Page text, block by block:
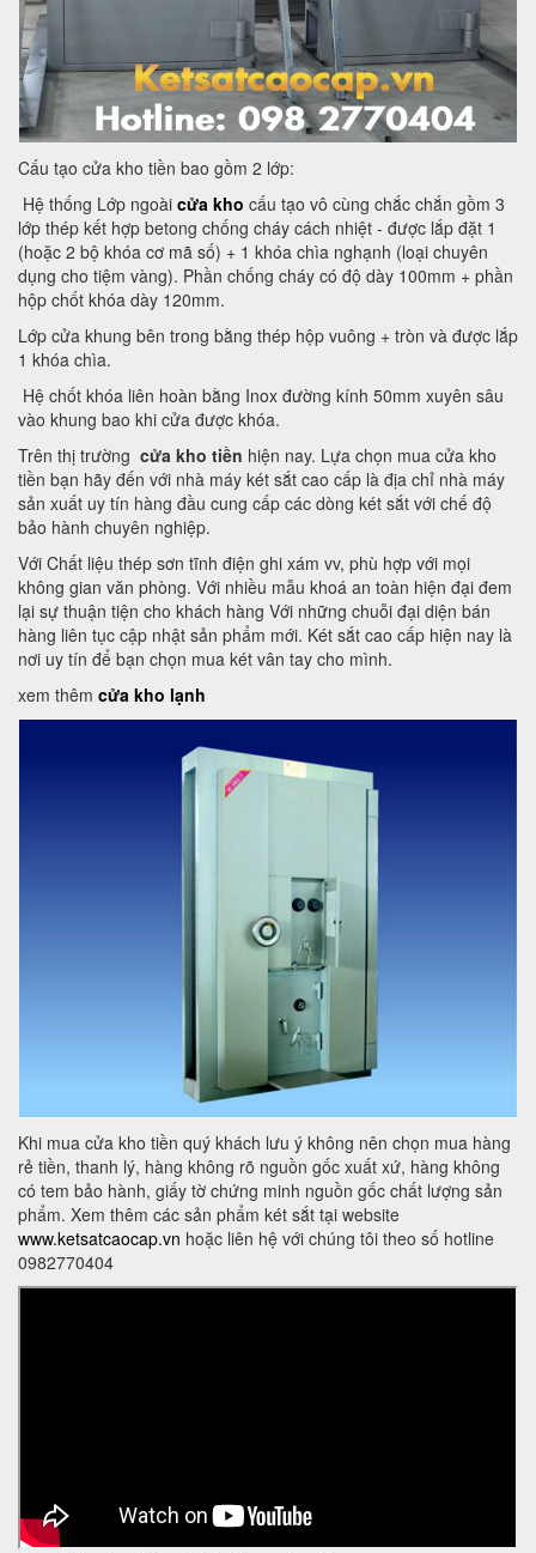
Cấu tạo cửa kho tiền bao gồm 2 lớp:
Hệ thống Lớp ngoài cửa kho cấu tạo vô cùng chắc chắn gồm 3
lớp thép kết hợp betong chống cháy cách nhiệt - được lắp đặt 1
(hoặc 2 bộ khóa cơ mã số) + 1 khóa chìa nghạnh (loại chuyên
dụng cho tiệm vàng). Phần chống cháy có độ dày 100mm + phần
hộp chốt khóa dày 120mm.
Lớp cửa khung bên trong bằng thép hộp vuông + tròn và được lắp
1 khóa chìa.
Hệ chốt khóa liên hoàn bằng Inox đường kính 50mm xuyên sâu
vào khung bao khi cửa được khóa.
Trên thị trường cửa kho tiền hiện nay. Lựa chọn mua cửa kho
tiền bạn hãy đến với nhà máy két sắt cao cấp là địa chỉ nhà máy
sản xuất uy tín hàng đầu cung cấp các dòng két sắt với chế độ
bảo hành chuyên nghiệp.
Với Chất liệu thép sơn tĩnh điện ghi xám vv, phù hợp với mọi
không gian văn phòng. Với nhiều mẫu khoá an toàn hiện đại đem
lại sự thuận tiện cho khách hàng Với những chuỗi đại diện bán
hàng liên tục cập nhật sản phẩm mới. Két sắt cao cấp hiện nay là
nơi uy tín để bạn chọn mua két vân tay cho mình.
xem thêm cửa kho lạnh
Khi mua cửa kho tiền quý khách lưu ý không nên chọn mua hàng
rẻ tiền, thanh lý, hàng không rõ nguồn gốc xuất xứ, hàng không
có tem bảo hành, giấy tờ chứng minh nguồn gốc chất lượng sản
phẩm. Xem thêm các sản phẩm két sắt tại website
www.ketsatcaocap.vn hoặc liên hệ với chúng tôi theo số hotline
0982770404